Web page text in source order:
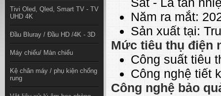
Tivi Oled, Qled, Smart TV - TV
UHD 4K
Đầu Bluray / Đầu HD /4K - 3D
Máy chiếu/ Màn chiếu
Kệ chân máy / phụ kiện chống
rung
Năm ra mắt:
Sản xuất tại:
Mức tiêu thụ điện
Công suất tiêu
Công nghệ tiết
Công nghệ bảo